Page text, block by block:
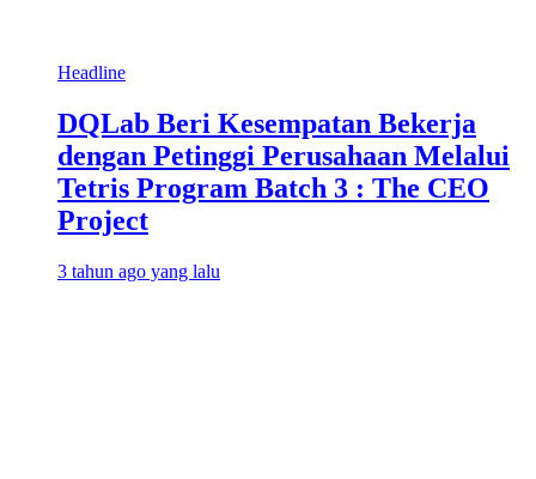
Headline
DQLab Beri Kesempatan Bekerja
dengan Petinggi Perusahaan Melalui
Tetris Program Batch 3 : The CEO
Project
3 tahun ago yang lalu